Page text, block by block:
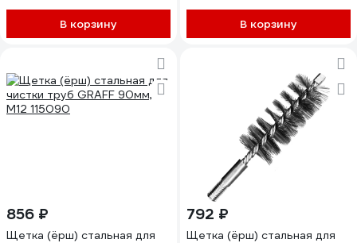
отверстий, котлов, чистка
теплообменников прочистка
В корзину В корзину
856 ₽
Щетка (ёрш) стальная для
792 ₽
Щетка (ёрш) стальная для